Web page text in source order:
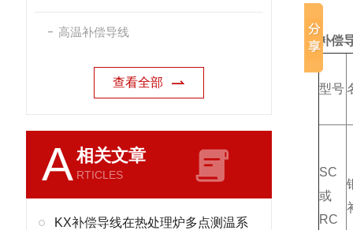
高温补偿导线
查看全部
A相关文章
RTICLES
KX补偿导线在热处理炉多点测温系
补偿
型号
SC
或
RC